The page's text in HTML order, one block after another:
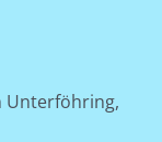
Unterföhring,